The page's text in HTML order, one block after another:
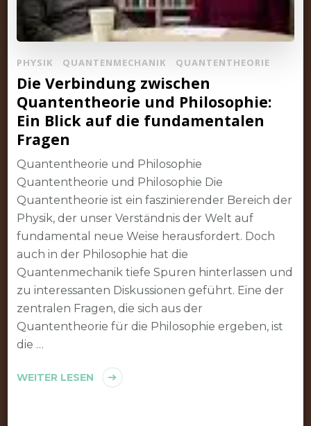
PHYSIK QUANTENMECHANIK QUANTENTHEORIE
Die Verbindung zwischen
Quantentheorie und Philosophie:
Ein Blick auf die fundamentalen
Fragen
Quantentheorie und Philosophie
Quantentheorie und Philosophie Die
Quantentheorie ist ein faszinierender Bereich der
Physik, der unser Verständnis der Welt auf
fundamental neue Weise herausfordert. Doch
auch in der Philosophie hat die
Quantenmechanik tiefe Spuren hinterlassen und
zu interessanten Diskussionen geführt. Eine der
zentralen Fragen, die sich aus der
Quantentheorie für die Philosophie ergeben, ist
die …
WEITER LESEN